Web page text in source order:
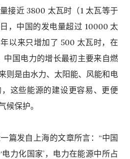
接近 3800 太瓦时（1 太瓦等于
，中国的发电量超过 10000 太
以来只增加了 500 太瓦时，在
中国电力的增长最初主要来自燃
则是由水力、太阳能、风能和电
这些能源的建设更容易、更便
候保护。
篇发自上海的文章所言：“中国
力化国家’，电力在能源中所占